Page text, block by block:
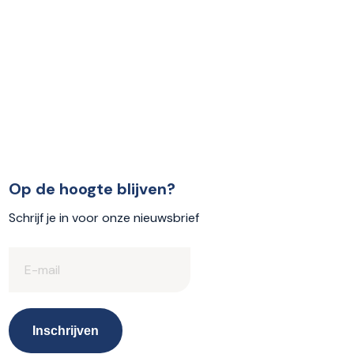
Op de hoogte blijven?
Schrijf je in voor onze nieuwsbrief